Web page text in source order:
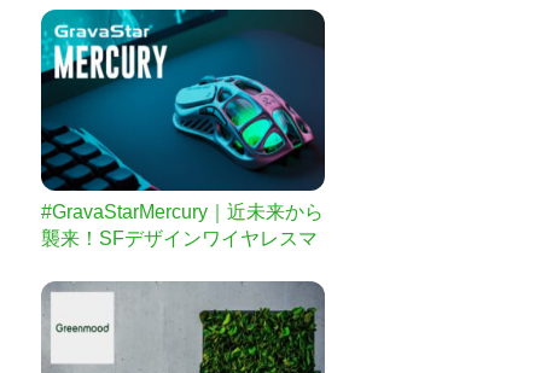
ーツケースの衝撃や振動も軽減
出来て体への負担も減らせる
【Caster専用Shoes】
#GravaStarMercury｜近未来から
襲来！SFデザインワイヤレスマ